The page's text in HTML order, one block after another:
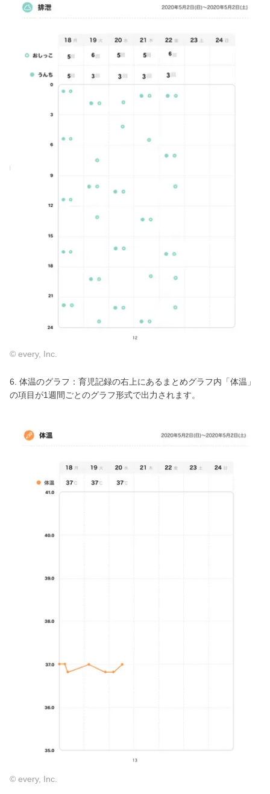
© every, Inc.
6. 体温のグラフ：育児記録の右上にあるまとめグラフ内「体温」
の項目が1週間ごとのグラフ形式で出力されます。
© every, Inc.